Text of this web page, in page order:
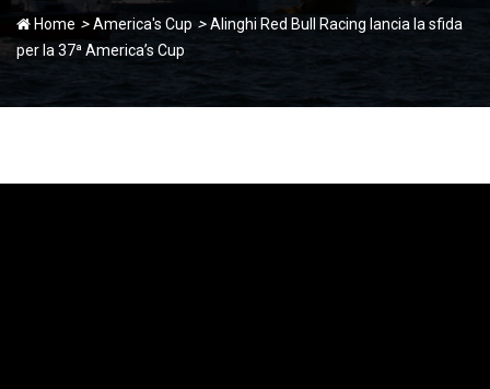
Home >America's Cup >Alinghi Red Bull Racing lancia la sfida
per la 37ª America’s Cup